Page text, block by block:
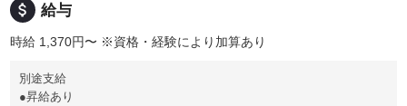
attach_money 給与
時給 1,370円〜 ※資格・経験により加算あり
別途支給
●昇給あり